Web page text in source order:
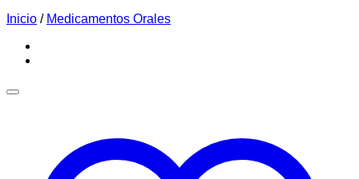
Inicio / Medicamentos Orales